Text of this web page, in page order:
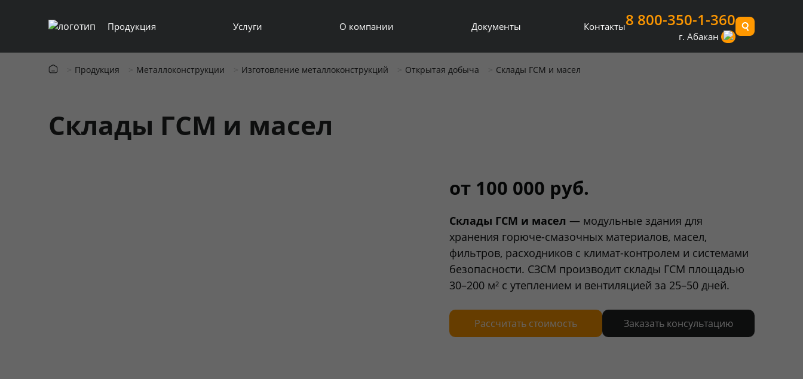
Продукция Услуги О компании Документы Контакты8 800-350-1-360
г. Абакан
Продукция Металлоконструкции Изготовление металлоконструкций Открытая добыча Склады ГСМ и масел
Склады ГСМ и масел
от 100 000 руб.
Склады ГСМ и масел — модульные здания для
хранения горюче-смазочных материалов, масел,
фильтров, расходников с климат-контролем и системами
безопасности. СЗСМ производит склады ГСМ площадью
30–200 м² с утеплением и вентиляцией за 25–50 дней.
Рассчитать стоимость Заказать консультацию